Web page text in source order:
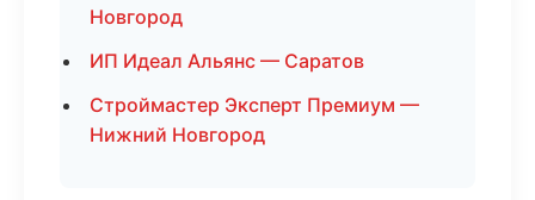
Новгород
ИП Идеал Альянс — Саратов
Строймастер Эксперт Премиум —
Нижний Новгород